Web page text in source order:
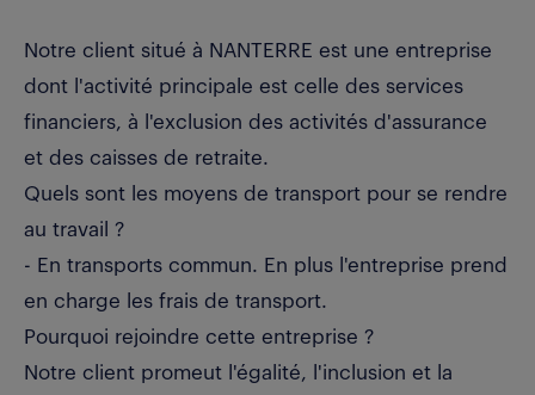
Notre client situé à NANTERRE est une entreprise
dont l'activité principale est celle des services
financiers, à l'exclusion des activités d'assurance
et des caisses de retraite.
Quels sont les moyens de transport pour se rendre
au travail ?
- En transports commun. En plus l'entreprise prend
en charge les frais de transport.
Pourquoi rejoindre cette entreprise ?
Notre client promeut l'égalité, l'inclusion et la